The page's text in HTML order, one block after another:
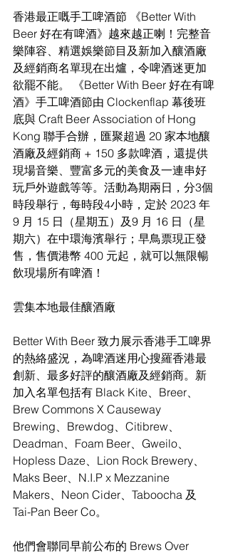
香港最正嘅手工啤酒節 《Better With
Beer 好在有啤酒》越來越正喇！完整音
樂陣容、精選娛樂節目及新加入釀酒廠
及經銷商名單現在出爐，令啤酒迷更加
欲罷不能。 《Better With Beer 好在有啤
酒》手工啤酒節由 Clockenflap 幕後班
底與 Craft Beer Association of Hong
Kong 聯手合辦，匯聚超過 20 家本地釀
酒廠及經銷商 + 150 多款啤酒，還提供
現場音樂、豐富多元的美食及一連串好
玩戶外遊戲等等。活動為期兩日，分3個
時段舉行，每時段4小時，定於 2023 年
9 月 15 日（星期五）及9 月 16 日（星
期六）在中環海濱舉行；早鳥票現正發
售，售價港幣 400 元起，就可以無限暢
飲現場所有啤酒！
雲集本地最佳釀酒廠
Better With Beer 致力展示香港手工啤界
的熱絡盛況，為啤酒迷用心搜羅香港最
創新、最多好評的釀酒廠及經銷商。新
加入名單包括有 Black Kite、Breer、
Brew Commons X Causeway
Brewing、Brewdog、Citibrew、
Deadman、Foam Beer、Gweilo、
Hopless Daze、Lion Rock Brewery、
Maks Beer、N.I.P x Mezzanine
Makers、Neon Cider、Taboocha 及
Tai-Pan Beer Co。
他們會聯同早前公布的 Brews Over